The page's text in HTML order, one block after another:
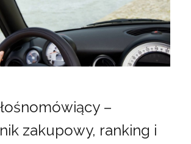
–
zakupowy, ranking i